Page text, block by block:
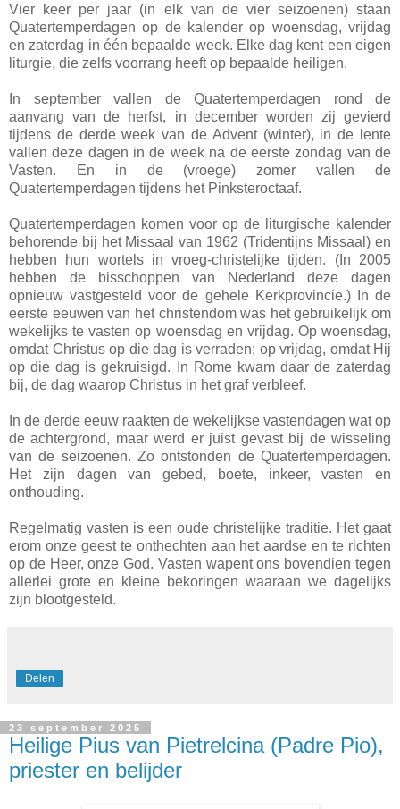
Vier keer per jaar (in elk van de vier seizoenen) staan
Quatertemperdagen op de kalender op woensdag, vrijdag
en zaterdag in één bepaalde week. Elke dag kent een eigen
liturgie, die zelfs voorrang heeft op bepaalde heiligen.
In september vallen de Quatertemperdagen rond de
aanvang van de herfst, in december worden zij gevierd
tijdens de derde week van de Advent (winter), in de lente
vallen deze dagen in de week na de eerste zondag van de
Vasten. En in de (vroege) zomer vallen de
Quatertemperdagen tijdens het Pinksteroctaaf.
Quatertemperdagen komen voor op de liturgische kalender
behorende bij het Missaal van 1962 (Tridentijns Missaal) en
hebben hun wortels in vroeg-christelijke tijden. (In 2005
hebben de bisschoppen van Nederland deze dagen
opnieuw vastgesteld voor de gehele Kerkprovincie.) In de
eerste eeuwen van het christendom was het gebruikelijk om
wekelijks te vasten op woensdag en vrijdag. Op woensdag,
omdat Christus op die dag is verraden; op vrijdag, omdat Hij
op die dag is gekruisigd. In Rome kwam daar de zaterdag
bij, de dag waarop Christus in het graf verbleef.
In de derde eeuw raakten de wekelijkse vastendagen wat op
de achtergrond, maar werd er juist gevast bij de wisseling
van de seizoenen. Zo ontstonden de Quatertemperdagen.
Het zijn dagen van gebed, boete, inkeer, vasten en
onthouding.
Regelmatig vasten is een oude christelijke traditie. Het gaat
erom onze geest te onthechten aan het aardse en te richten
op de Heer, onze God. Vasten wapent ons bovendien tegen
allerlei grote en kleine bekoringen waaraan we dagelijks
zijn blootgesteld.
Delen
23 september 2025
Heilige Pius van Pietrelcina (Padre Pio),
priester en belijder